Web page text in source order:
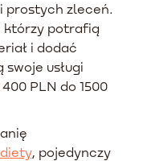
prostych zleceń.
którzy potrafią
i dodać
usługi
PLN do 1500
, pojedynczy